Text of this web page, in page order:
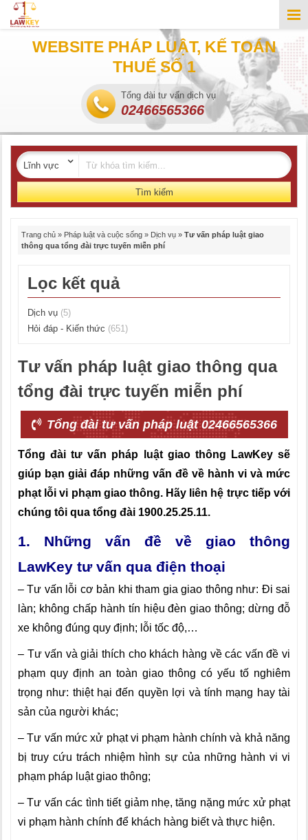
WEBSITE PHÁP LUẬT, KẾ TOÁN
THUẾ SỐ 1
Tổng đài tư vấn dịch vụ
02466565366
Tìm kiếm
Trang chủ » Pháp luật và cuộc sống » Dịch vụ » Tư vấn pháp luật giao
thông qua tổng đài trực tuyến miễn phí
Lọc kết quả
Dịch vụ (5)
Hỏi đáp - Kiến thức (651)
Tư vấn pháp luật giao thông qua
tổng đài trực tuyến miễn phí
Tổng đài tư vấn pháp luật 02466565366
Tổng đài tư vấn pháp luật giao thông LawKey sẽ
giúp bạn giải đáp những vấn đề về hành vi và mức
phạt lỗi vi phạm giao thông. Hãy liên hệ trực tiếp với
chúng tôi qua tổng đài 1900.25.25.11.
1. Những vấn đề về giao thông
LawKey tư vấn qua điện thoại
– Tư vấn lỗi cơ bản khi tham gia giao thông như: Đi sai
làn; không chấp hành tín hiệu đèn giao thông; dừng đỗ
xe không đúng quy định; lỗi tốc độ,…
– Tư vấn và giải thích cho khách hàng về các vấn đề vi
phạm quy định an toàn giao thông có yếu tố nghiêm
trọng như: thiệt hại đến quyền lợi và tính mạng hay tài
sản của người khác;
– Tư vấn mức xử phạt vi phạm hành chính và khả năng
bị truy cứu trách nhiệm hình sự của những hành vi vi
phạm pháp luật giao thông;
– Tư vấn các tình tiết giảm nhẹ, tăng nặng mức xử phạt
vi phạm hành chính để khách hàng biết và thực hiện.